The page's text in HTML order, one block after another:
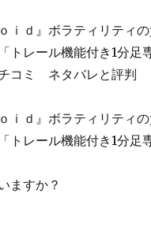
ｉｄ』ボラティリティ
トレール機能付き1分足
コミ ネタバレと評判
ｉｄ』ボラティリティ
トレール機能付き1分足
ますか？